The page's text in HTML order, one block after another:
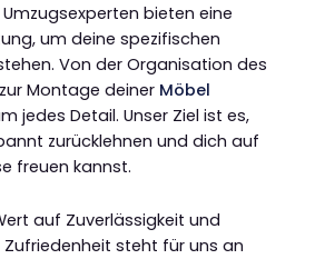
bieten eine
um deine spezifischen
Von der Organisation des
Montage deiner Möbel
jedes Detail. Unser Ziel ist es,
zurücklehnen und dich auf
freuen kannst.
auf Zuverlässigkeit und
Zufriedenheit steht für uns an